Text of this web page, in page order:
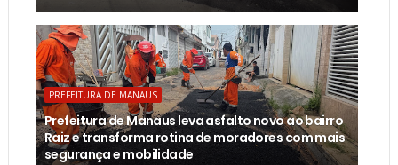
PREFEITURA DE MANAUS
Prefeitura de Manaus leva asfalto novo ao bairro
Raiz e transforma rotina de moradores com mais
segurança e mobilidade